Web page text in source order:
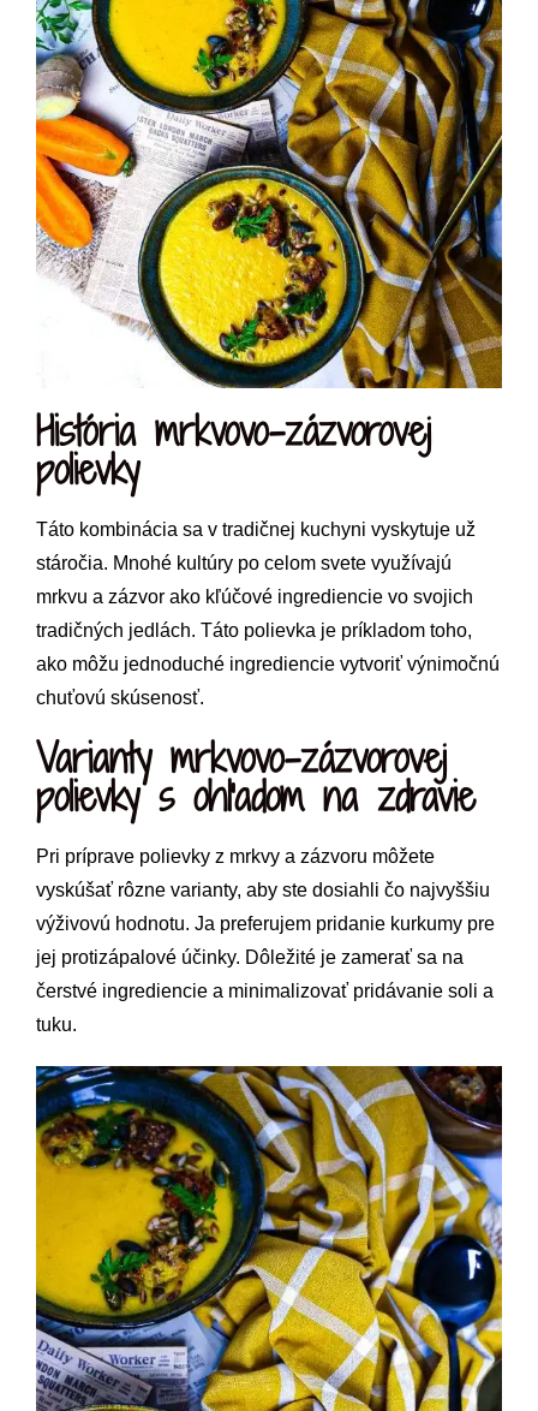
História mrkvovo-zázvorovej
polievky
Táto kombinácia sa v tradičnej kuchyni vyskytuje už
stáročia. Mnohé kultúry po celom svete využívajú
mrkvu a zázvor ako kľúčové ingrediencie vo svojich
tradičných jedlách. Táto polievka je príkladom toho,
ako môžu jednoduché ingrediencie vytvoriť výnimočnú
chuťovú skúsenosť.
Varianty mrkvovo-zázvorovej
polievky s ohľadom na zdravie
Pri príprave polievky z mrkvy a zázvoru môžete
vyskúšať rôzne varianty, aby ste dosiahli čo najvyššiu
výživovú hodnotu. Ja preferujem pridanie kurkumy pre
jej protizápalové účinky. Dôležité je zamerať sa na
čerstvé ingrediencie a minimalizovať pridávanie soli a
tuku.